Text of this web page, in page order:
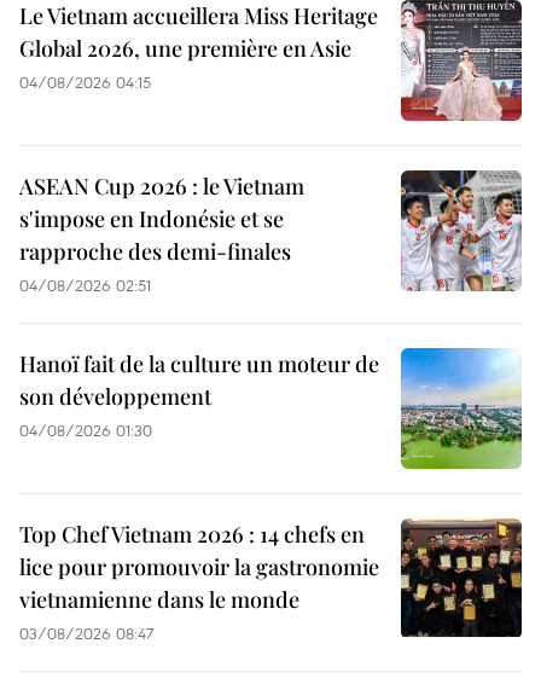
Le Vietnam accueillera Miss Heritage
Global 2026, une première en Asie
04/08/2026 04:15
ASEAN Cup 2026 : le Vietnam
s'impose en Indonésie et se
rapproche des demi-finales
04/08/2026 02:51
Hanoï fait de la culture un moteur de
son développement
04/08/2026 01:30
Top Chef Vietnam 2026 : 14 chefs en
lice pour promouvoir la gastronomie
vietnamienne dans le monde
03/08/2026 08:47